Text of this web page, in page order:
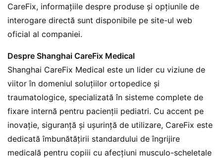
CareFix, informațiile despre produse și opțiunile de
interogare directă sunt disponibile pe site-ul web
oficial al companiei.
Despre Shanghai CareFix Medical
Shanghai CareFix Medical este un lider cu viziune de
viitor în domeniul soluțiilor ortopedice și
traumatologice, specializată în sisteme complete de
fixare internă pentru pacienții pediatri. Cu accent pe
inovație, siguranță și ușurință de utilizare, CareFix este
dedicată îmbunătățirii standardului de îngrijire
medicală pentru copiii cu afecțiuni musculo-scheletale